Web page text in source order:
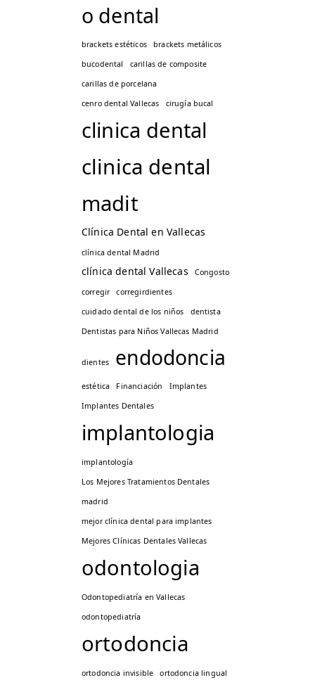
o dental
brackets estéticos
brackets metálicos
bucodental
carillas de composite
carillas de porcelana
cenro dental Vallecas
cirugía bucal
clinica dental
clinica dental
madit
Clínica Dental en Vallecas
clínica dental Madrid
clínica dental Vallecas
Congosto
corregir
corregirdientes
cuidado dental de los niños
dentista
Dentistas para Niños Vallecas Madrid
dientes endodoncia
estética Financiación
Implantes
Implantes Dentales
implantologia
implantología
Los Mejores Tratamientos Dentales
madrid
mejor clínica dental para implantes
Mejores Clínicas Dentales Vallecas
odontologia
Odontopediatría en Vallecas
odontopediatría
ortodoncia
ortodoncia invisible ortodoncia lingual